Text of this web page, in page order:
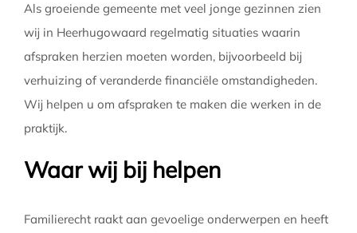
Als groeiende gemeente met veel jonge gezinnen zien
wij in Heerhugowaard regelmatig situaties waarin
afspraken herzien moeten worden, bijvoorbeeld bij
verhuizing of veranderde financiële omstandigheden.
Wij helpen u om afspraken te maken die werken in de
praktijk.
Waar wij bij helpen
Familierecht raakt aan gevoelige onderwerpen en heeft